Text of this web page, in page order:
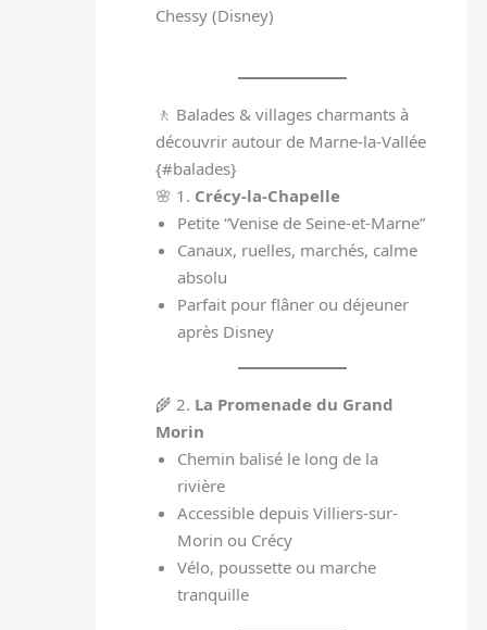
Chessy (Disney)
🚶 Balades & villages charmants à
découvrir autour de Marne-la-Vallée
{#balades}
🌸 1. Crécy-la-Chapelle
Petite “Venise de Seine-et-Marne”
Canaux, ruelles, marchés, calme
absolu
Parfait pour flâner ou déjeuner
après Disney
🌾 2. La Promenade du Grand
Morin
Chemin balisé le long de la
rivière
Accessible depuis Villiers-sur-
Morin ou Crécy
Vélo, poussette ou marche
tranquille